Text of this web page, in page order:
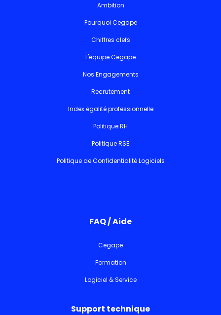
Ambition
Pourquoi Cegape
Chiffres clefs
L'équipe Cegape
Nos Engagements
Recrutement
Index égalité professionnelle
Politique RH
Politique RSE
Politique de Confidentialité Logiciels
FAQ / Aide
Cegape
Formation
Logiciel & Service
Support technique